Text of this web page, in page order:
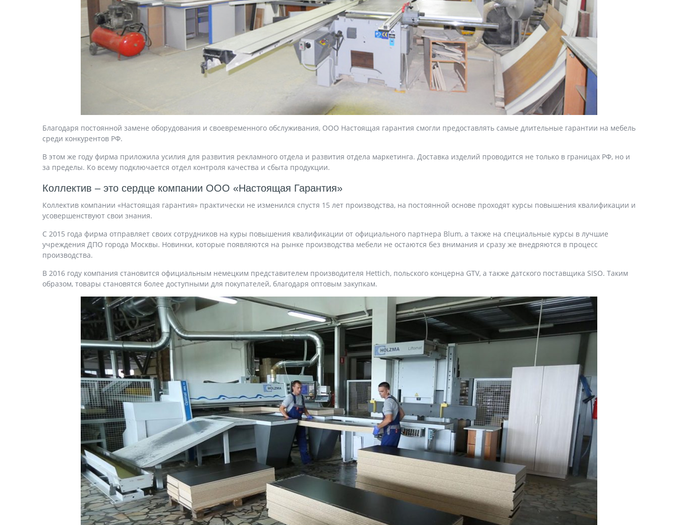
Благодаря постоянной замене оборудования и своевременного обслуживания, ООО Настоящая гарантия смогли предоставлять самые длительные гарантии на мебель
среди конкурентов РФ.
В этом же году фирма приложила усилия для развития рекламного отдела и развития отдела маркетинга. Доставка изделий проводится не только в границах РФ, но и
за пределы. Ко всему подключается отдел контроля качества и сбыта продукции.
Коллектив – это сердце компании ООО «Настоящая Гарантия»
Коллектив компании «Настоящая гарантия» практически не изменился спустя 15 лет производства, на постоянной основе проходят курсы повышения квалификации и
усовершенствуют свои знания.
С 2015 года фирма отправляет своих сотрудников на куры повышения квалификации от официального партнера Blum, а также на специальные курсы в лучшие
учреждения ДПО города Москвы. Новинки, которые появляются на рынке производства мебели не остаются без внимания и сразу же внедряются в процесс
производства.
В 2016 году компания становится официальным немецким представителем производителя Hettich, польского концерна GTV, а также датского поставщика SISO. Таким
образом, товары становятся более доступными для покупателей, благодаря оптовым закупкам.